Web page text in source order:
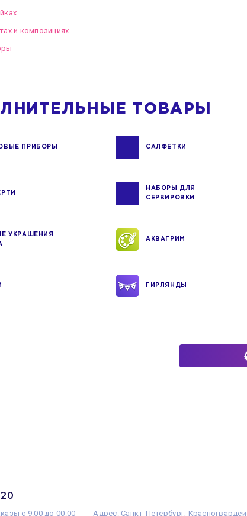
и композициях
ТОВАРЫ
ПРИБОРЫ САЛФЕТКИ
НАБОРЫ ДЛЯ
СЕРВИРОВКИ
УКРАШЕНИЯ
АКВАГРИМ
ГИРЛЯНДЫ
с 9:00 до 00:00 Адрес: Санкт-Петербург,